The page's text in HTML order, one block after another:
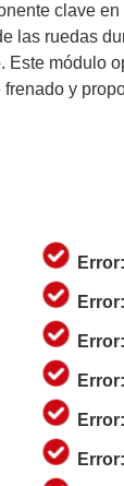
clave
las ruedas
Este módulo
y